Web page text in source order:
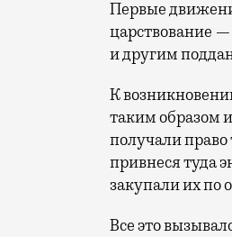
Первые
царствование
и другим
К
таким образом
получали право
привнеся туда
закупали их по
Все это